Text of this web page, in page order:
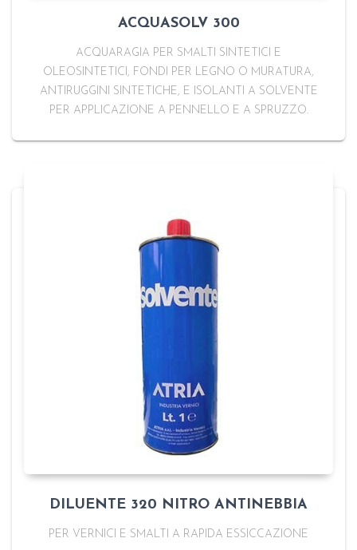
ACQUASOLV 300
ACQUARAGIA PER SMALTI SINTETICI E
OLEOSINTETICI, FONDI PER LEGNO O MURATURA,
ANTIRUGGINI SINTETICHE, E ISOLANTI A SOLVENTE
PER APPLICAZIONE A PENNELLO E A SPRUZZO.
DILUENTE 320 NITRO ANTINEBBIA
PER VERNICI E SMALTI A RAPIDA ESSICCAZIONE